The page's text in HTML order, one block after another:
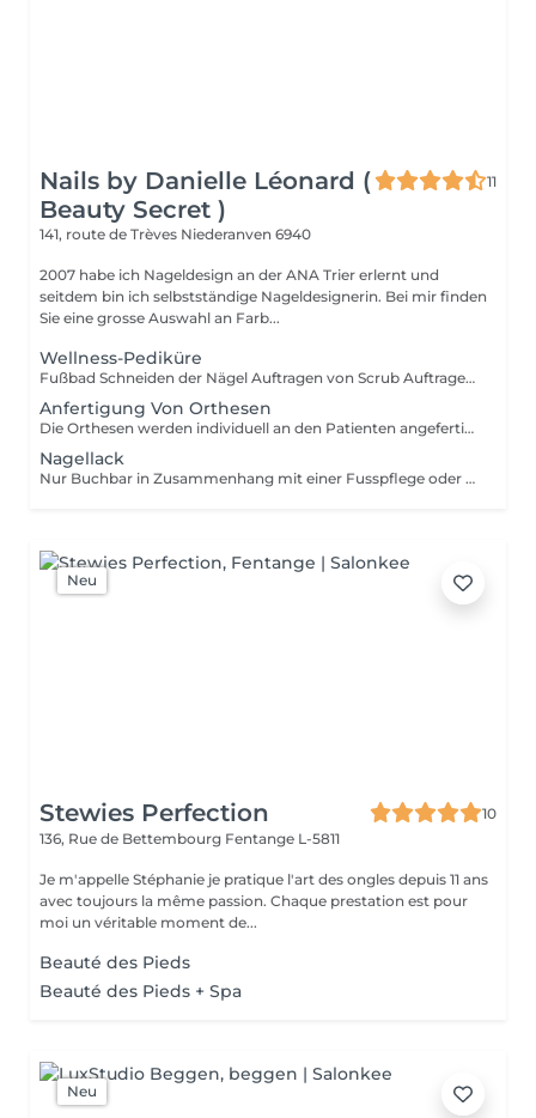
Nails by Danielle Léonard (
Beauty Secret )
11
141, route de Trèves Niederanven 6940
2007 habe ich Nageldesign an der ANA Trier erlernt und
seitdem bin ich selbstständige Nageldesignerin. Bei mir finden
Sie eine grosse Auswahl an Farb...
Wellness-Pediküre
Fußbad Schneiden der Nägel Auftragen von Scrub Auftragen von Mask mit Einwirkungszeit Massage vom Fuß bis zum Bein Creme
Anfertigung Von Orthesen
Die Orthesen werden individuell an den Patienten angefertigt. Anfertigung ab 35Euros
Nagellack
Nur Buchbar in Zusammenhang mit einer Fusspflege oder einer Manucure NICHT Einzel Buchbar
Neu
Stewies Perfection
10
136, Rue de Bettembourg Fentange L-5811
Je m'appelle Stéphanie je pratique l'art des ongles depuis 11 ans
avec toujours la même passion. Chaque prestation est pour
moi un véritable moment de...
Beauté des Pieds
Beauté des Pieds + Spa
Neu